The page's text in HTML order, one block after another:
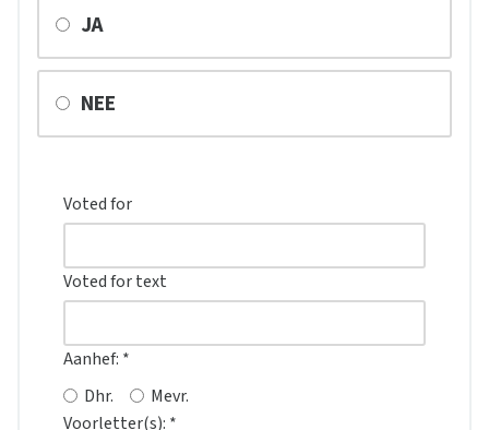
JA
NEE
Voted for
Voted for text
Aanhef: *
Dhr.
Mevr.
Voorletter(s): *